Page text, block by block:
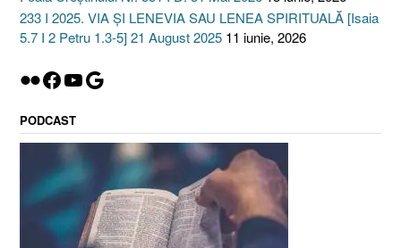
233 I 2025. VIA ȘI LENEVIA SAU LENEA SPIRITUALĂ [Isaia
5.7 I 2 Petru 1.3-5] 21 August 2025 11 iunie, 2026
Flickr
Facebook
YouTube
Google
PODCAST